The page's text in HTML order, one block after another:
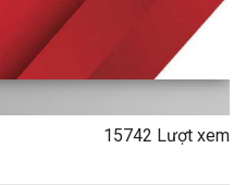
15742 Lượt xem